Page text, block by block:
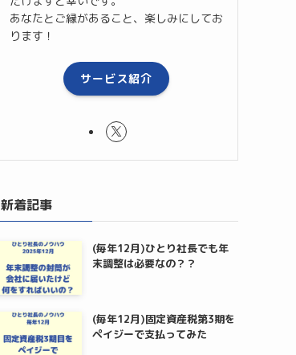
あなたとご縁があること、楽しみにしてお
ります！
サービス紹介
新着記事
(毎年12月)ひとり社長でも年
末調整は必要なの？？
(毎年12月)固定資産税第3期を
ペイジーで支払ってみた